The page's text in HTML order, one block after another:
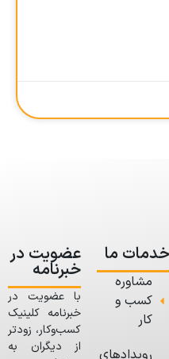
خدمات ما
مشاوره
کسب و
کار
رویدادهای
عضویت در
خبرنامه
با عضویت در
خبرنامه کلینیک
کسب‌وکار، زودتر
از دیگران به